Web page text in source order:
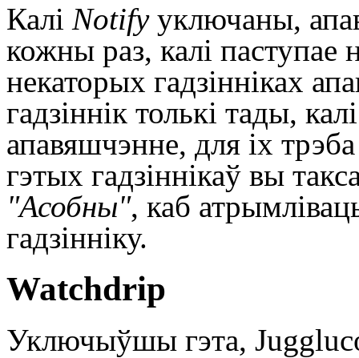
Калі Notifyуключаны,
кожны раз, калі паступае
некаторых гадзінніках
гадзіннік толькі тады,
апавяшчэнне, для іх
гэтых гадзіннікаў вы
"Асобны", каб
гадзінніку.
Watchdrip
Уключыўшы гэта,